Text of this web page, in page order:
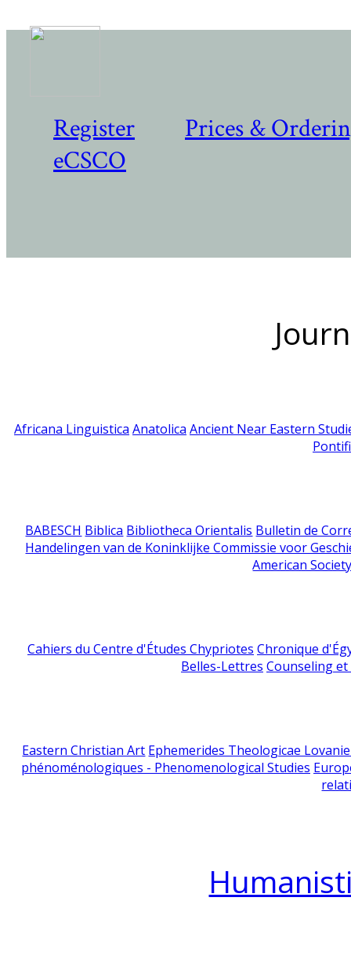
Register
Prices &
eCSCO
Africana Linguistica Anatolica Ancient Near Eastern
BABESCH Biblica Bibliotheca Orientalis Bulletin de
Handelingen van de Koninklijke Commissie voor
American
Cahiers du Centre d'Études Chypriotes Chronique
Belles-Lettres Counseling
Eastern Christian Art Ephemerides Theologicae
phénoménologiques - Phenomenological Studies